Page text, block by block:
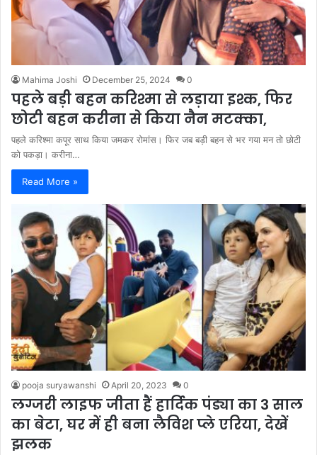
Mahima Joshi December 25, 2024 0
पहले बड़ी बहन करिश्मा से लड़ाया इश्क, फिर
छोटी बहन करीना से किया नैन मटक्का,
पहले करिश्मा कपूर साथ किया जमकर रोमांस। फिर जब बड़ी बहन से भर गया मन तो छोटी
को पकड़ा। करीना…
Read More »
pooja suryawanshi April 20, 2023 0
लग्जरी लाइफ जीता हैं हार्दिक पंड्या का 3 साल
का बेटा, घर में ही बना लैविश प्ले एरिया, देखें
झलक